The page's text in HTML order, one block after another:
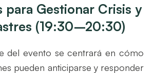
para Gestionar Crisis y
(19:30–20:30)
del evento se centrará en cómo
pueden anticiparse y responder